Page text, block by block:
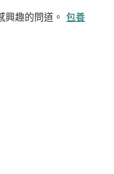
興趣的問道。 包養